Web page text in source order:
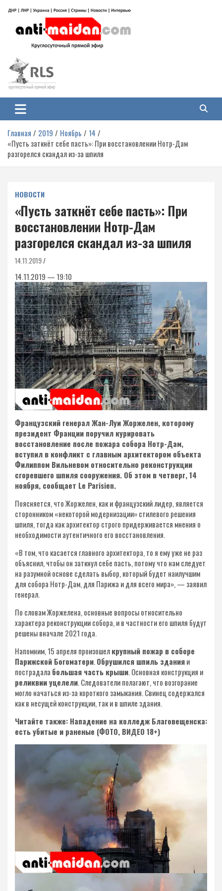
содержимому
Антимайдан: Гражданская война
на Украине
гражданской войне на Украине, включая события в Новороссии, ДНР,
ЛНР и других регионах.
Главная 2019 Ноябрь
14
«Пусть заткнёт себе пасть»: При восстановлении Нотр-Дам
разгорелся скандал из-за шпиля
НОВОСТИ
«Пусть заткнёт себе пасть»: При
восстановлении Нотр-Дам
разгорелся скандал из-за шпиля
14.11.2019
14.11.2019 — 19:10
Французский генерал Жан-Луи Жоржелен, которому
президент Франции поручил курировать
восстановление после пожара собора Нотр-Дам,
вступил в конфликт с главным архитектором объекта
Филиппом Вильневом относительно реконструкции
сгоревшего шпиля сооружения. Об этом в четверг, 14
ноября, сообщает Le Parisien.
Поясняется, что Жоржелен, как и французский лидер, является
сторонником «некоторой модернизации» стилевого решения
шпиля, тогда как архитектор строго придерживается мнения о
необходимости аутентичного его восстановления.
«В том, что касается главного архитектора, то я ему уже не раз
объяснил, чтобы он заткнул себе пасть, потому что нам следует
на разумной основе сделать выбор, который будет наилучшим
для собора Нотр-Дам, для Парижа и для всего мира», — заявил
генерал.
По словам Жоржелена, основные вопросы относительно
характера реконструкции собора, и в частности его шпиля будут
решены вначале 2021 года.
Напомним, 15 апреля произошелкрупный пожар в соборе
Парижской Богоматери. Обрушился шпиль зданияи
пострадала большая часть крыши. Основная конструкция и
реликвии уцелели. Следователи полагают, что возгорание
могло начаться из-за короткого замыкания. Свинец содержался
как в несущей конструкции, так и в шпиле здания.
Читайте также: Нападение на колледж Благовещенска:
есть убитые и раненые (ФОТО, ВИДЕО 18+)